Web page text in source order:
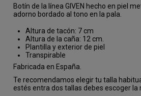
Botín de la línea GIVEN hecho en piel
adorno bordado al tono en la pala.
Altura de tacón: 7 cm
Altura de la caña: 12 cm.
Plantilla y exterior de piel
Transpirable
Fabricada en España.
Te recomendamos elegir tu talla
estés entra dos tallas debes escoger la